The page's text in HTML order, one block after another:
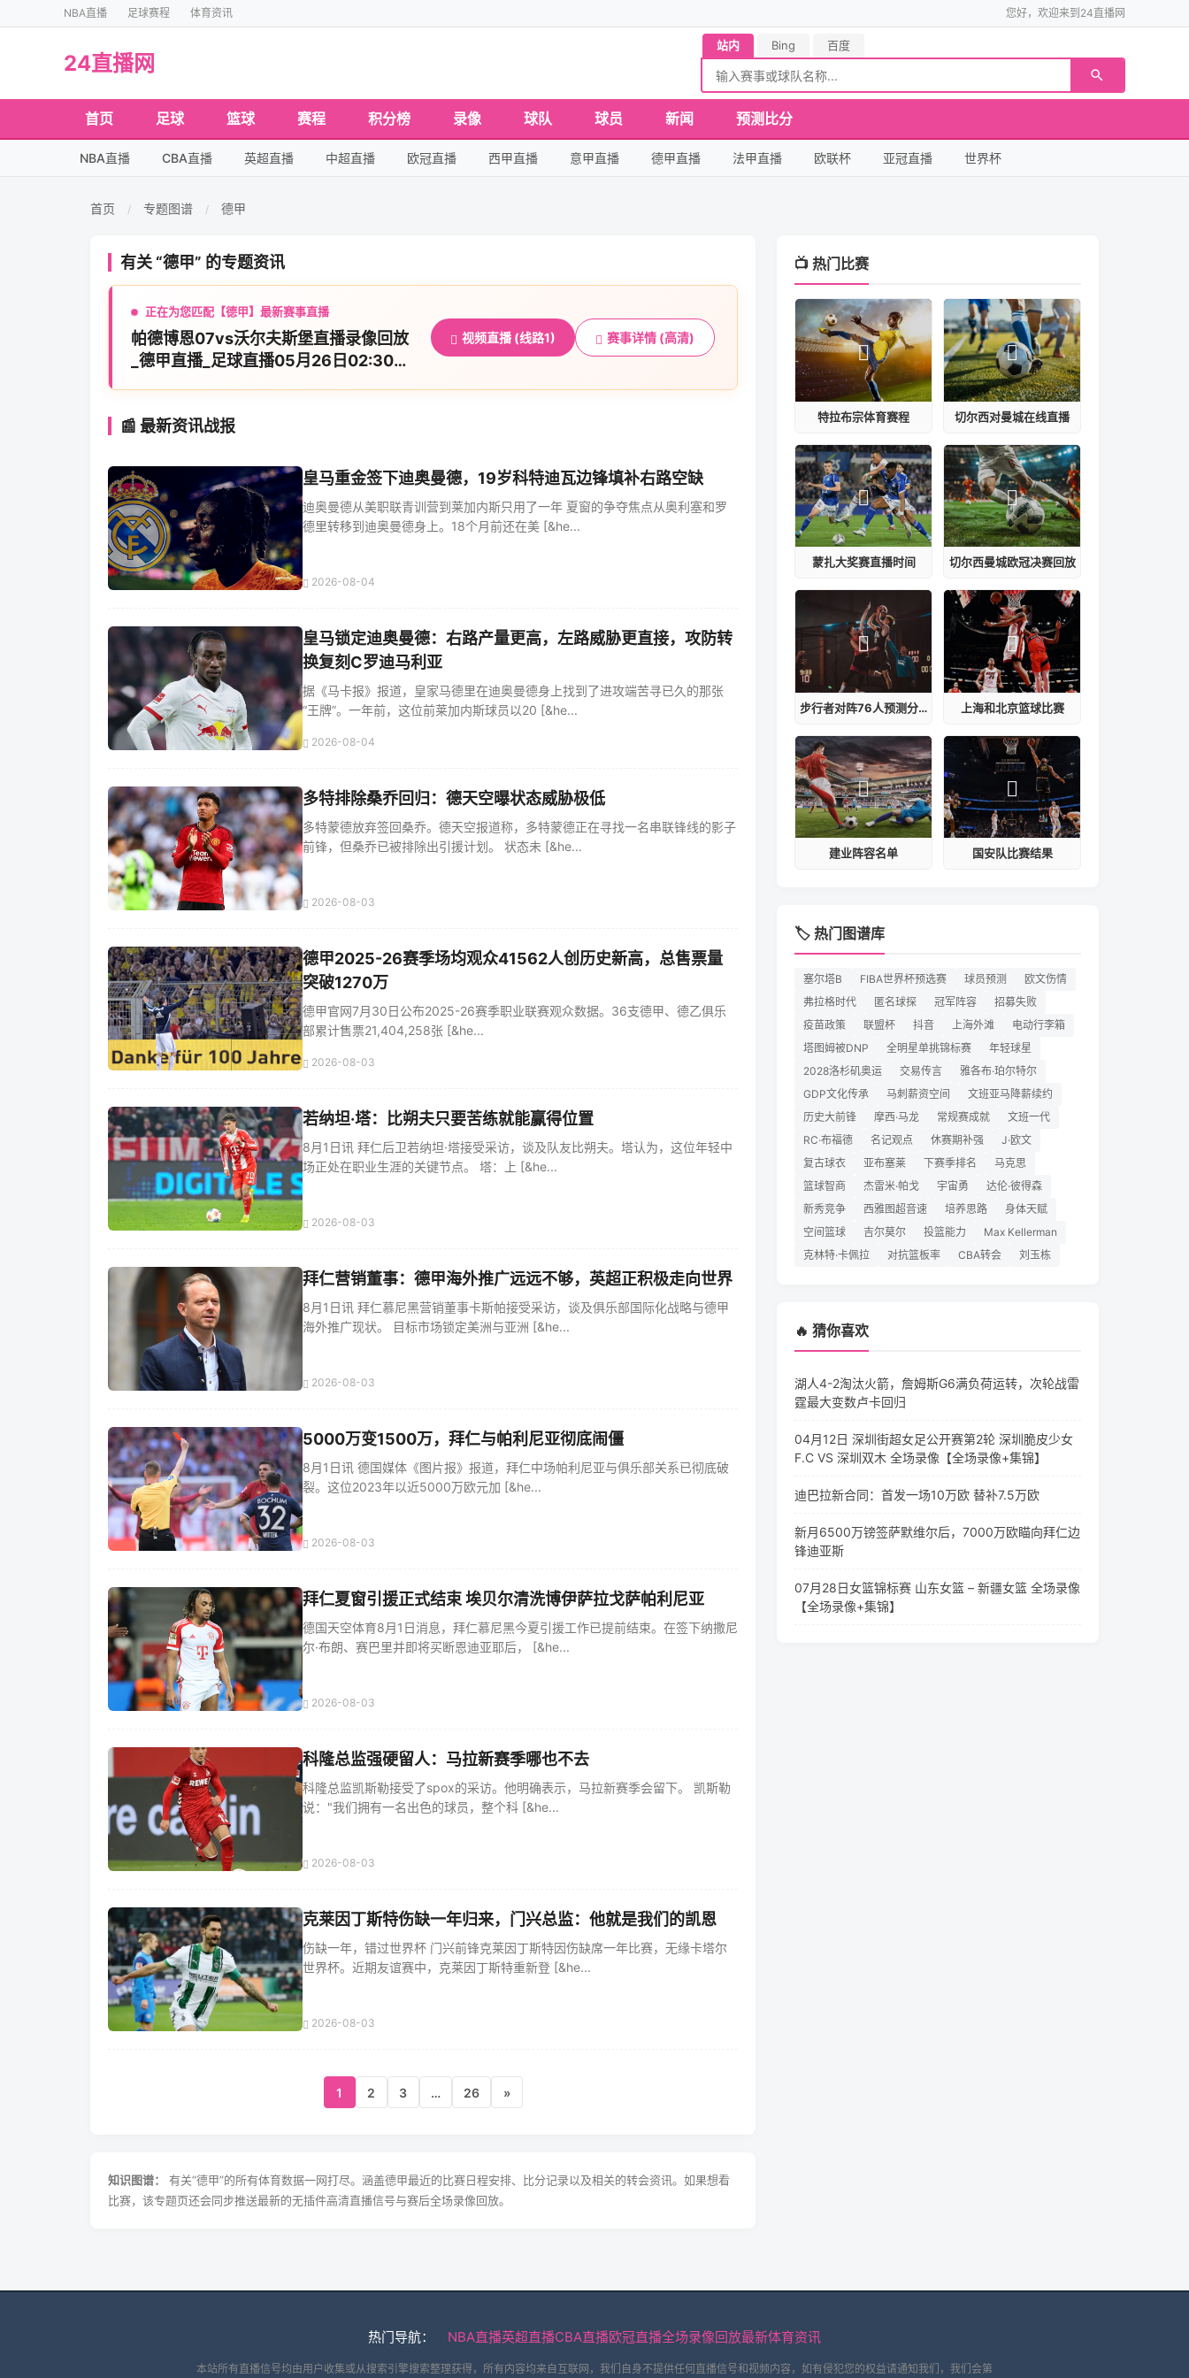
NBA直播 足球赛程 体育资讯 您好，欢迎来到24直播网
24直播网
站内 Bing 百度
首页 足球 篮球 赛程 积分榜 录像 球队 球员 新闻 预测比分
NBA直播 CBA直播 英超直播 中超直播 欧冠直播 西甲直播 意甲直播 德甲直播 法甲直播 欧联杯 亚冠直播 世界杯
首页 / 专题图谱 / 德甲
有关 “德甲” 的专题资讯
正在为您匹配【德甲】最新赛事直播
帕德博恩07vs沃尔夫斯堡直播录像回放
_德甲直播_足球直播05月26日02:30分
视频直播 (线路1) 赛事详情 (高清)
📰 最新资讯战报
皇马重金签下迪奥曼德，19岁科特迪瓦边锋填补右路空缺
迪奥曼德从美职联青训营到莱加内斯只用了一年 夏窗的争夺焦点从奥利塞和罗
德里转移到迪奥曼德身上。18个月前还在美 [&he...
2026-08-04
皇马锁定迪奥曼德：右路产量更高，左路威胁更直接，攻防转
换复刻C罗迪马利亚
据《马卡报》报道，皇家马德里在迪奥曼德身上找到了进攻端苦寻已久的那张
“王牌”。一年前，这位前莱加内斯球员以20 [&he...
2026-08-04
多特排除桑乔回归：德天空曝状态威胁极低
多特蒙德放弃签回桑乔。德天空报道称，多特蒙德正在寻找一名串联锋线的影子
前锋，但桑乔已被排除出引援计划。 状态未 [&he...
2026-08-03
德甲2025-26赛季场均观众41562人创历史新高，总售票量
突破1270万
德甲官网7月30日公布2025-26赛季职业联赛观众数据。36支德甲、德乙俱乐
部累计售票21,404,258张 [&he...
2026-08-03
若纳坦·塔：比朔夫只要苦练就能赢得位置
8月1日讯 拜仁后卫若纳坦·塔接受采访，谈及队友比朔夫。塔认为，这位年轻中
场正处在职业生涯的关键节点。 塔：上 [&he...
2026-08-03
拜仁营销董事：德甲海外推广远远不够，英超正积极走向世界
8月1日讯 拜仁慕尼黑营销董事卡斯帕接受采访，谈及俱乐部国际化战略与德甲
海外推广现状。 目标市场锁定美洲与亚洲 [&he...
2026-08-03
5000万变1500万，拜仁与帕利尼亚彻底闹僵
8月1日讯 德国媒体《图片报》报道，拜仁中场帕利尼亚与俱乐部关系已彻底破
裂。这位2023年以近5000万欧元加 [&he...
2026-08-03
拜仁夏窗引援正式结束 埃贝尔清洗博伊萨拉戈萨帕利尼亚
德国天空体育8月1日消息，拜仁慕尼黑今夏引援工作已提前结束。在签下纳撒尼
尔·布朗、赛巴里并即将买断恩迪亚耶后， [&he...
2026-08-03
科隆总监强硬留人：马拉新赛季哪也不去
科隆总监凯斯勒接受了spox的采访。他明确表示，马拉新赛季会留下。 凯斯勒
说："我们拥有一名出色的球员，整个科 [&he...
2026-08-03
克莱因丁斯特伤缺一年归来，门兴总监：他就是我们的凯恩
伤缺一年，错过世界杯 门兴前锋克莱因丁斯特因伤缺席一年比赛，无缘卡塔尔
世界杯。近期友谊赛中，克莱因丁斯特重新登 [&he...
2026-08-03
1 2 3 … 26 »
知识图谱：
有关“德甲”的所有体育数据一网打尽。涵盖德甲最近的比赛日程安排、比分记录以及相关的转会资讯。如果想看
比赛，该专题页还会同步推送最新的无插件高清直播信号与赛后全场录像回放。
📺 热门比赛
特拉布宗体育赛程 切尔西对曼城在线直播
蒙扎大奖赛直播时间 切尔西曼城欧冠决赛回放
步行者对阵76人预测分析 上海和北京篮球比赛
建业阵容名单 国安队比赛结果
🏷️ 热门图谱库
塞尔塔B FIBA世界杯预选赛 球员预测
欧文伤情
弗拉格时代
匿名球探 冠军阵容
招募失败
疫苗政策
联盟杯 抖音 上海外滩
电动行李箱
塔图姆被DNP
全明星单挑锦标赛
年轻球星
2028洛杉矶奥运
交易传言
雅各布·珀尔特尔
GDP文化传承
马刺薪资空间
文班亚马降薪续约
历史大前锋
摩西·马龙 常规赛成就
文班一代
RC·布福德
名记观点 休赛期补强
J·欧文
复古球衣
亚布塞莱 下赛季排名
马克思
篮球智商
杰雷米·帕戈 宇宙勇
达伦·彼得森
新秀竞争
西雅图超音速 培养思路
身体天赋
空间篮球
吉尔莫尔 投篮能力
Max Kellerman
克林特·卡佩拉
对抗篮板率 CBA转会 刘玉栋
🔥 猜你喜欢
湖人4-2淘汰火箭，詹姆斯G6满负荷运转，次轮战雷
霆最大变数卢卡回归
04月12日 深圳街超女足公开赛第2轮 深圳脆皮少女
F.C VS 深圳双木 全场录像【全场录像+集锦】
迪巴拉新合同：首发一场10万欧 替补7.5万欧
新月6500万镑签萨默维尔后，7000万欧瞄向拜仁边
锋迪亚斯
07月28日女篮锦标赛 山东女篮 – 新疆女篮 全场录像
【全场录像+集锦】
热门导航： NBA直播英超直播CBA直播欧冠直播全场录像回放最新体育资讯
本站所有直播信号均由用户收集或从搜索引擎搜索整理获得，所有内容均来自互联网，我们自身不提供任何直播信号和视频内容，如有侵犯您的权益请通知我们，我们会第